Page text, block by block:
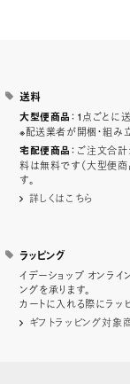
送料
大型便商品 ：1点ごとに
※配送業者が開梱・組み
宅配便商品 ：ご注文合
料は無料です（大型便商
す。
詳しくはこちら
ラッピング
イデーショップ オンラ
ングを承ります。
カートに入れる際にラッ
ギフトラッピング対象